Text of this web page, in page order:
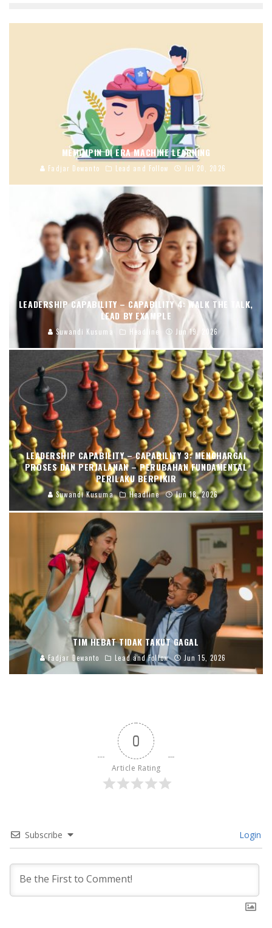
MEMIMPIN DI ERA MACHINE LEARNING
Fadjar Dewanto Lead and Follow Jul 20, 2026
LEADERSHIP CAPABILITY – CAPABILITY 4: WALK THE TALK,
LEAD BY EXAMPLE
Suwandi Kusuma Headline Jun 19, 2026
LEADERSHIP CAPABILITY – CAPABILITY 3: MENGHARGAI
PROSES DAN PERJALANAN – PERUBAHAN FUNDAMENTAL
PERILAKU BERPIKIR
Suwandi Kusuma Headline Jun 18, 2026
TIM HEBAT TIDAK TAKUT GAGAL
Fadjar Dewanto Lead and Follow Jun 15, 2026
0
Article Rating
Subscribe Login